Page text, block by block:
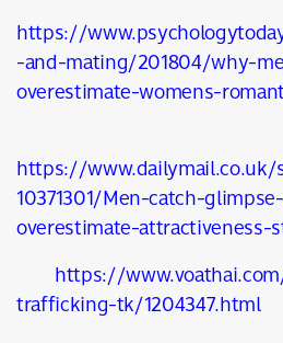
https://
-and-mating/201804/why-
overestimate-womens-
https://
10371301/Men-catch-
overestimate-
https://
trafficking-tk/1204347.html